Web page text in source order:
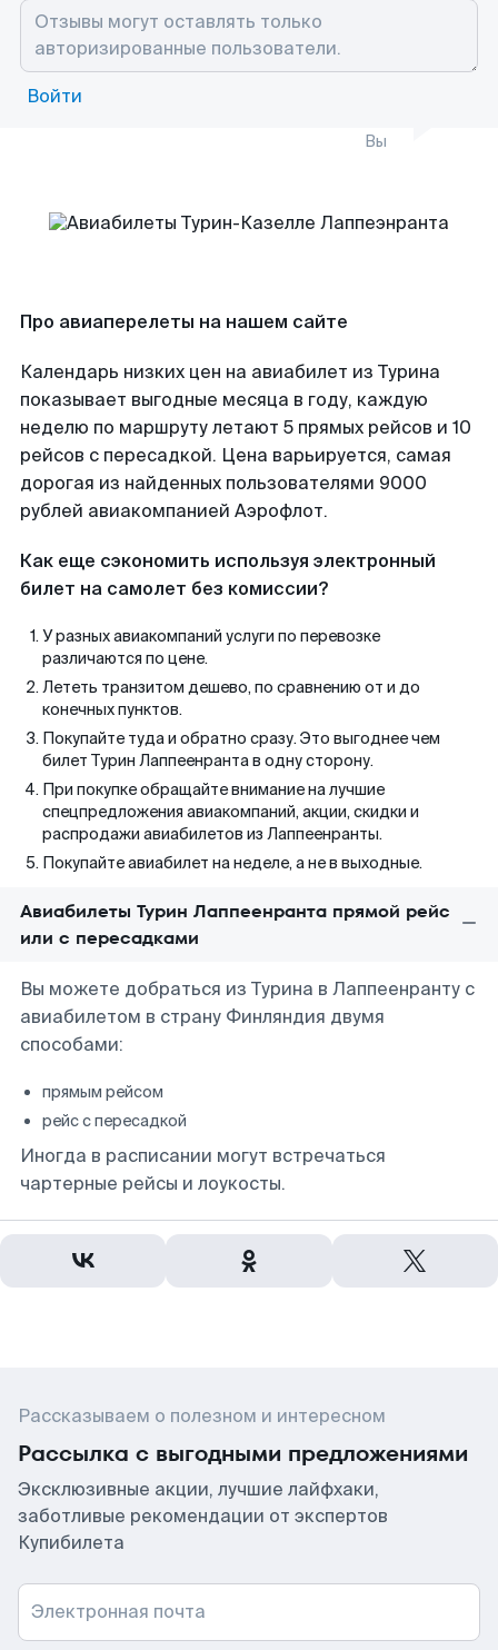
Войти
Вы
Про авиаперелеты на нашем сайте
Календарь низких цен на авиабилет из Турина
показывает выгодные месяца в году, каждую
неделю по маршруту летают 5 прямых рейсов и 10
рейсов с пересадкой. Цена варьируется, самая
дорогая из найденных пользователями 9000
рублей авиакомпанией Аэрофлот.
Как еще сэкономить используя электронный
билет на самолет без комиссии?
У разных авиакомпаний услуги по перевозке
различаются по цене.
Лететь транзитом дешево, по сравнению от и до
конечных пунктов.
Покупайте туда и обратно сразу. Это выгоднее чем
билет Турин Лаппеенранта в одну сторону.
При покупке обращайте внимание на лучшие
спецпредложения авиакомпаний, акции, скидки и
распродажи авиабилетов из Лаппеенранты.
Покупайте авиабилет на неделе, а не в выходные.
Авиабилеты Турин Лаппеенранта прямой рейс
или с пересадками
Вы можете добраться из Турина в Лаппеенранту с
авиабилетом в страну Финляндия двумя
способами:
прямым рейсом
рейс с пересадкой
Иногда в расписании могут встречаться
чартерные рейсы и лоукосты.
Рассказываем о полезном и интересном
Рассылка с выгодными предложениями
Эксклюзивные акции, лучшие лайфхаки,
заботливые рекомендации от экспертов
Купибилета
Электронная почта